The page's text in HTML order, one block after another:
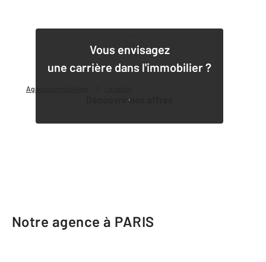
Agence immobilière
Vous envisagez
une carrière dans l'immobilier ?
Découvrir nos offres
Notre agence à PARIS